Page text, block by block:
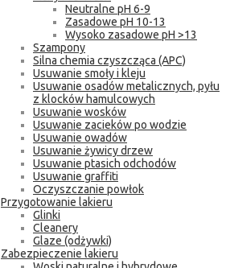
Neutralne pH 6-9
Zasadowe pH 10-13
Wysoko zasadowe pH >13
Szampony
Silna chemia czyszcząca (APC)
Usuwanie smoły i kleju
Usuwanie osadów metalicznych, pyłu
z klocków hamulcowych
Usuwanie wosków
Usuwanie zacieków po wodzie
Usuwanie owadów
Usuwanie żywicy drzew
Usuwanie ptasich odchodów
Usuwanie graffiti
Oczyszczanie powłok
Przygotowanie lakieru
Glinki
Cleanery
Glaze (odżywki)
Zabezpieczenie lakieru